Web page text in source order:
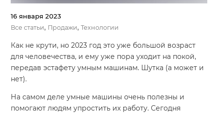
16 января 2023
Все статьи, Продажи,Технологии
Как не крути, но 2023 год это уже большой возраст
для человечества, и ему уже пора уходит на покой,
передав эстафету умным машинам. Шутка (а может и
нет).
На самом деле умные машины очень полезны и
помогают людям упростить их работу. Сегодня